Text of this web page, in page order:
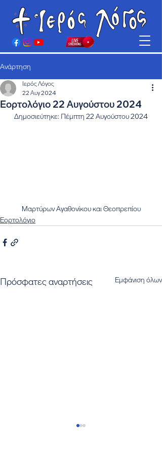
Ανάρτηση
Εορτολόγιο 22 Αυγούστου 2024
Ιερός Λόγος
22 Αυγ 2024
Δημοσιεύτηκε: Πέμπτη 22 Αυγούστου 2024
Μαρτύρων Αγαθονίκου και Θεοπρεπίου
Εορτολόγιο
Πρόσφατες αναρτήσεις Εμφάνιση όλων